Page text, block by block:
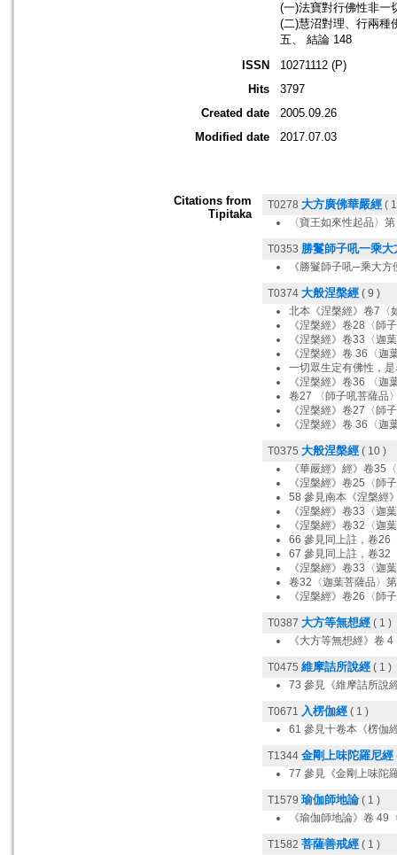
(一)法寶對行佛性非一
(二)慧沼對理、行兩種
五、 結論 148
ISSN
10271112 (P)
Hits
3797
Created date
2005.09.26
Modified date
2017.07.03
Citations from
Tipitaka
T0278 大方廣佛華嚴經 (
〈寶王如來性起品〉
T0353 勝鬘師子吼一乘大
《勝鬘師子吼─乘大
T0374 大般涅槃經 ( 9 )
北本《涅槃經》卷7〈
《涅槃經》卷28〈師
《涅槃經》卷33〈迦
《涅槃經》卷 36〈迦
一切眾生定有佛性，
《涅槃經》卷36 〈
卷27 〈師子吼菩薩品
《涅槃經》卷27〈師
《涅槃經》卷 36〈迦
T0375 大般涅槃經 ( 10 )
《華嚴經》經》卷35
《涅槃經》卷25〈師
58 參見南本《涅槃經
《涅槃經》卷33〈迦
《涅槃經》卷32〈迦
66 參見同上註，卷26
67 參見同上註，卷32
《涅槃經》卷33〈迦
卷32〈迦葉菩薩品〉
《涅槃經》卷26〈師
T0387 大方等無想經 ( 1 )
《大方等無想經》卷
T0475 維摩詰所說經 ( 1 )
73 參見《維摩詰所說
T0671 入楞伽經 ( 1 )
61 參見十卷本《楞伽
T1344 金剛上味陀羅尼經
77 參見《金剛上味陀
T1579 瑜伽師地論 ( 1 )
《瑜伽師地論》卷 49
T1582 菩薩善戒經 ( 1 )